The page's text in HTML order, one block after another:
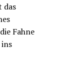
das
Fahne